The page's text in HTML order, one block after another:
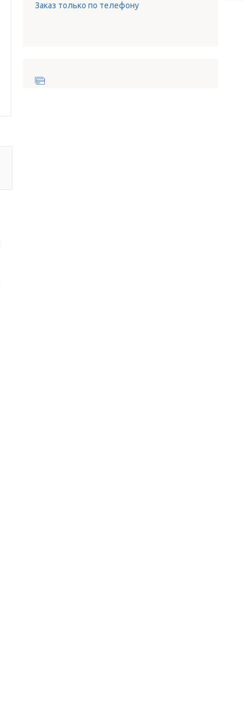
Заказ только по телефону